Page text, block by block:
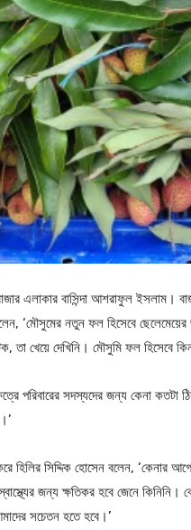
এলাকার বাসিন্দা আশরাফুল ইসলাম।
‘মৌসুমের নতুন ফল হিসেবে
তা খেয়ে দেখিনি। মৌসুমি ফল হিসেবে
পরিবারের সদস্যদের জন্য কেনা
হিলির সিদ্দিক হোসেন বলেন, ‘কেনার
জন্য ক্ষতিকর হবে জেনে কিনিনি।
সচেতন হতে হবে।’